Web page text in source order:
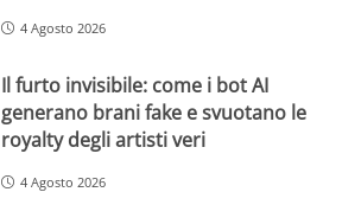
4 Agosto 2026
Il furto invisibile: come i bot AI
generano brani fake e svuotano le
royalty degli artisti veri
4 Agosto 2026